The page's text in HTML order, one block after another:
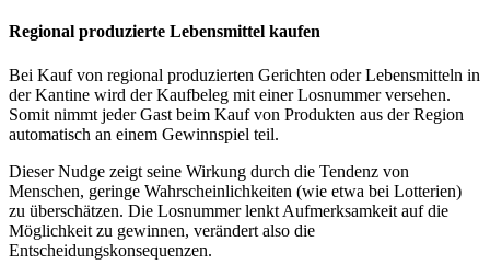
Regional produzierte Lebensmittel kaufen
Bei Kauf von regional produzierten Gerichten oder Lebensmitteln in
der Kantine wird der Kaufbeleg mit einer Losnummer versehen.
Somit nimmt jeder Gast beim Kauf von Produkten aus der Region
automatisch an einem Gewinnspiel teil.
Dieser Nudge zeigt seine Wirkung durch die Tendenz von
Menschen, geringe Wahrscheinlichkeiten (wie etwa bei Lotterien)
zu überschätzen. Die Losnummer lenkt Aufmerksamkeit auf die
Möglichkeit zu gewinnen, verändert also die
Entscheidungskonsequenzen.